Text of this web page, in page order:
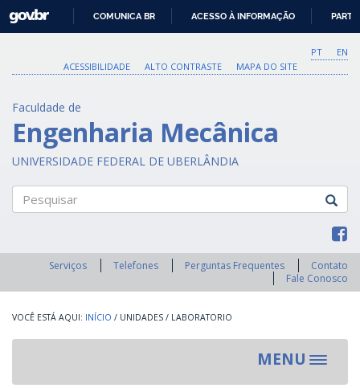
O
CONTEÚDO
GOVBR
COMUNICA BR ACESSO À INFORMAÇÃO
PT
EN
ACESSIBILIDADE
ALTO CONTRASTE MAPA DO SITE
Faculdade de
Engenharia Mecânica
UNIVERSIDADE FEDERAL DE UBERLÂNDIA
Serviços Telefones Perguntas Frequentes
Contato
Fale Conosco
INÍCIO / UNIDADES / LABORATORIO
MENU
Toggle